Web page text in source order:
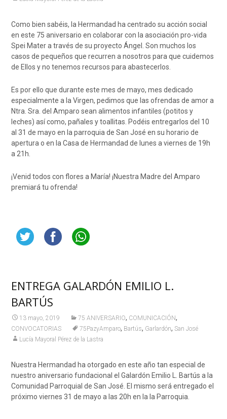
Como bien sabéis, la Hermandad ha centrado su acción social
en este 75 aniversario en colaborar con la asociación pro-vida
Spei Mater a través de su proyecto Ángel. Son muchos los
casos de pequeños que recurren a nosotros para que cuidemos
de Ellos y no tenemos recursos para abastecerlos.
Es por ello que durante este mes de mayo, mes dedicado
especialmente a la Virgen, pedimos que las ofrendas de amor a
Ntra. Sra. del Amparo sean alimentos infantiles (potitos y
leches) así como, pañales y toallitas. Podéis entregarlos del 10
al 31 de mayo en la parroquia de San José en su horario de
apertura o en la Casa de Hermandad de lunes a viernes de 19h
a 21h.
¡Venid todos con flores a María! ¡Nuestra Madre del Amparo
premiará tu ofrenda!
ENTREGA GALARDÓN EMILIO L.
BARTÚS
13 mayo, 2019 75 ANIVERSARIO, COMUNICACIÓN,
CONVOCATORIAS 75PazyAmparo, Bartús, Garlardón, San José
Lucía Mayoral Pérez de la Lastra
Nuestra Hermandad ha otorgado en este año tan especial de
nuestro aniversario fundacional el Galardón Emilio L. Bartús a la
Comunidad Parroquial de San José. El mismo será entregado el
próximo viernes 31 de mayo a las 20h en la la Parroquia.